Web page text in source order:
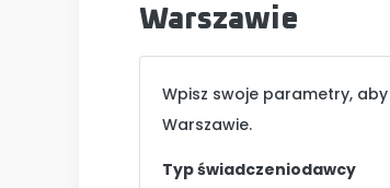
Warszawie
Wpisz swoje parametry,
Warszawie.
Typ świadczeniodawcy